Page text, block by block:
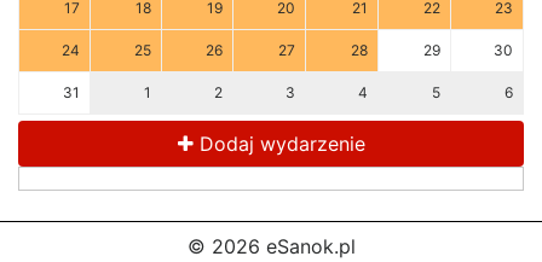
17 18 19 20 21 22 23
24 25 26 27 28 29 30
31 1 2 3 4 5 6
Dodaj wydarzenie
© 2026 eSanok.pl